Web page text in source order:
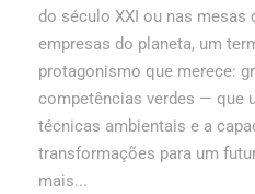
do século XXI ou nas mesas
empresas do planeta, um
protagonismo que merece:
competências verdes — que
técnicas ambientais e a
transformações para um
mais...